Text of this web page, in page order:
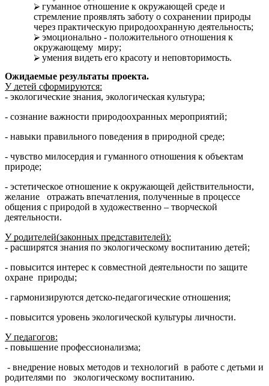
гуманное отношение к окружающей среде и
стремление проявлять заботу о сохранении природы
через практическую природоохранную деятельность;
эмоционально - положительного отношения к
окружающему миру;
умения видеть его красоту и неповторимость.
Ожидаемые результаты проекта.
У детей сформируются:
- экологические знания, экологическая культура;
- сознание важности природоохранных мероприятий;
- навыки правильного поведения в природной среде;
- чувство милосердия и гуманного отношения к объектам
природе;
- эстетическое отношение к окружающей действительности,
желание отражать впечатления, полученные в процессе
общения с природой в художественно – творческой
деятельности.
У родителей(законных представителей):
- расширятся знания по экологическому воспитанию детей;
- повысится интерес к совместной деятельности по защите
охране природы;
- гармонизируются детско-педагогические отношения;
- повысится уровень экологической культуры личности.
У педагогов:
- повышение профессионализма;
- внедрение новых методов и технологий в работе с детьми и
родителями по экологическому воспитанию.